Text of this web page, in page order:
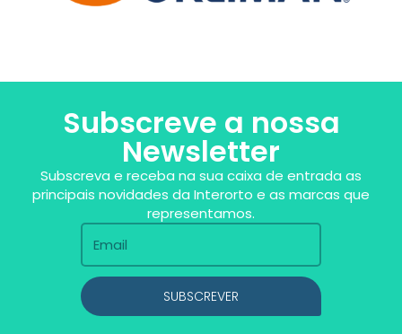
Subscreve a nossa
Newsletter
Subscreva e receba na sua caixa de entrada as
principais novidades da Interorto e as marcas que
representamos.
SUBSCREVER